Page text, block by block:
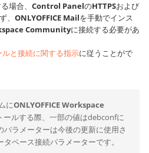
場合、 Control PanelのHTTPSおよび
、 ONLYOFFICE Mailを手動でインス
Communityに接続する必要があ
ルと接続に関する指示に従うことがで
にONLYOFFICE Workspace
ールする際、一部の値はdebconfに
ラメーターは今後の更新に使用さ
ベース接続パラメーターです。